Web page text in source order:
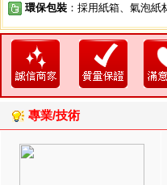
環保包裝 ：採用紙箱、氣泡紙
專業/技術